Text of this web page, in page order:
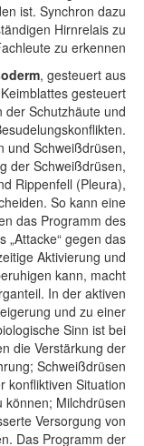
ist. Synchron dazu
Hirnrelais zu
zu erkennen.
, gesteuert aus
gesteuert
der Schutzhäute und
und Schweißdrüsen,
der Schweißdrüsen,
Rippenfell (Pleura),
So kann eine
das Programm des
„Attacke“ gegen das
Aktivierung und
kann, macht
In der aktiven
und zu einer
Sinn ist bei
die Verstärkung der
Schweißdrüsen
konfliktiven Situation
können; Milchdrüsen
Versorgung von
Das Programm der